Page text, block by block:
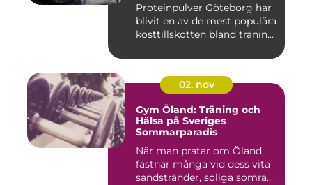
Proteinpulver Göteborg har
blivit en av de mest populära
kosttillskotten bland tränin...
02. nov
Gym Öland: Träning och
Hälsa på Sveriges
Sommarparadis
När man pratar om Öland,
fastnar många vid dess vita
sandstränder, soliga somra...